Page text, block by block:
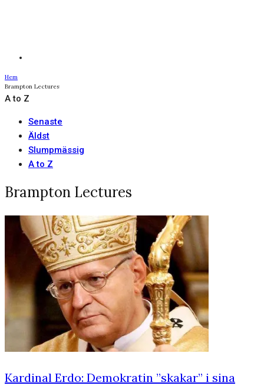
Hem
Brampton Lectures
A to Z
Senaste
Äldst
Slumpmässig
A to Z
Brampton Lectures
Kardinal Erdo: Demokratin ”skakar” i sina